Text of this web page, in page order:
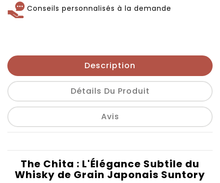
Conseils personnalisés à la demande
Description
Détails Du Produit
Avis
The Chita : L'Élégance Subtile du
Whisky de Grain Japonais Suntory